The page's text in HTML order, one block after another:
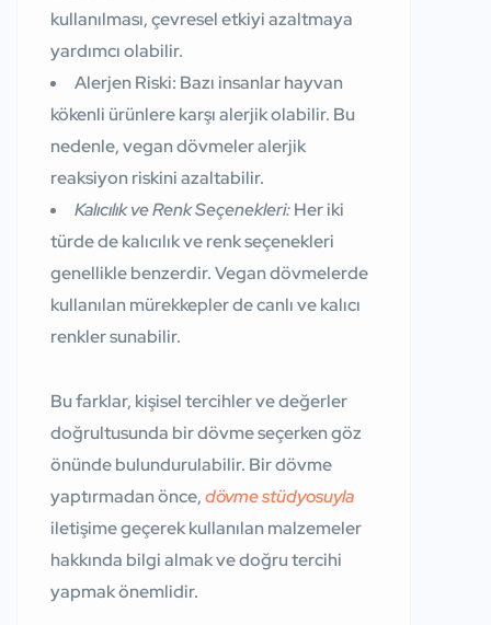
kullanılması, çevresel etkiyi azaltmaya
yardımcı olabilir.
Alerjen Riski: Bazı insanlar hayvan
kökenli ürünlere karşı alerjik olabilir. Bu
nedenle, vegan dövmeler alerjik
reaksiyon riskini azaltabilir.
Kalıcılık ve Renk Seçenekleri:Her iki
türde de kalıcılık ve renk seçenekleri
genellikle benzerdir. Vegan dövmelerde
kullanılan mürekkepler de canlı ve kalıcı
renkler sunabilir.
Bu farklar, kişisel tercihler ve değerler
doğrultusunda bir dövme seçerken göz
önünde bulundurulabilir. Bir dövme
yaptırmadan önce,dövme stüdyosuyla
iletişime geçerek kullanılan malzemeler
hakkında bilgi almak ve doğru tercihi
yapmak önemlidir.